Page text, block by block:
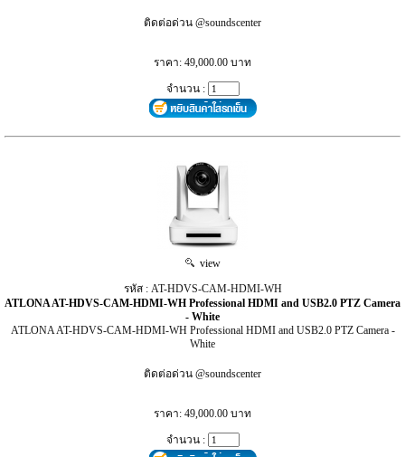
ติดต่อด่วน @soundscenter
ราคา: 49,000.00 บาท
จำนวน :
view
รหัส : AT-HDVS-CAM-HDMI-WH
ATLONA AT-HDVS-CAM-HDMI-WH Professional HDMI and USB2.0 PTZ Camera
- White
ATLONA AT-HDVS-CAM-HDMI-WH Professional HDMI and USB2.0 PTZ Camera -
White
ติดต่อด่วน @soundscenter
ราคา: 49,000.00 บาท
จำนวน :